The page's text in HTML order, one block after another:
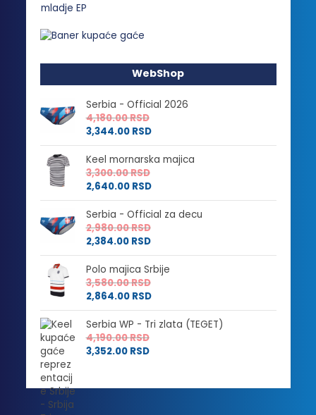
WebShop
Serbia - Official 2026
4,180.00RSD
3,344.00 RSD
Keel mornarska majica
3,300.00RSD
2,640.00 RSD
Serbia - Official za decu
2,980.00RSD
2,384.00 RSD
Polo majica Srbije
3,580.00RSD
2,864.00 RSD
Serbia WP - Tri zlata (TEGET)
4,190.00RSD
3,352.00 RSD